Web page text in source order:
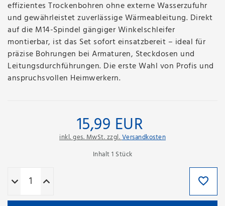
effizientes Trockenbohren ohne externe Wasserzufuhr
und gewährleistet zuverlässige Wärmeableitung. Direkt
auf die M14-Spindel gängiger Winkelschleifer
montierbar, ist das Set sofort einsatzbereit – ideal für
präzise Bohrungen bei Armaturen, Steckdosen und
Leitungsdurchführungen. Die erste Wahl von Profis und
anspruchsvollen Heimwerkern.
15,99 EUR
inkl. ges. MwSt. zzgl.Versandkosten
Inhalt1 Stück